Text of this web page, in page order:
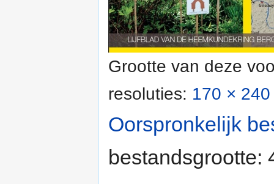
Grootte van deze
resoluties: 170 ×
Oorspronkelijk
bestandsgrootte: